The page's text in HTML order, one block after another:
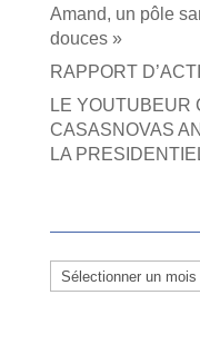
Amand, un pôle
douces »
RAPPORT
LE YOUTUBEUR
CASASNOVAS
LA
Archives